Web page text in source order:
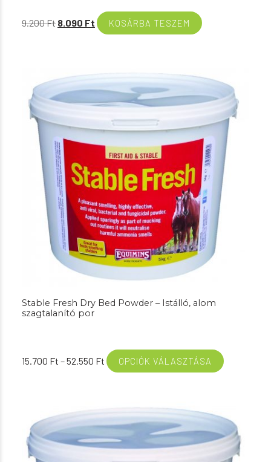
9.200Ft Original
8.090 Ft Current
price
KOSÁRBA TESZEM
Stable Fresh Dry Bed Powder – Istálló, alom
szagtalanító por
15.700 Ft –52.550 Ft Ártartomány:
15.700 Ft
OPCIÓK VÁLASZTÁSA